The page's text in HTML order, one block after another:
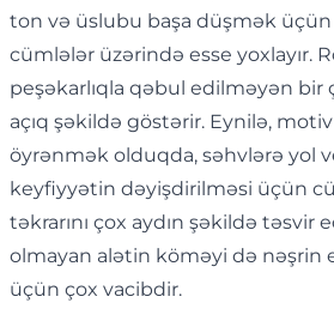
ton və üslubu başa düşmək
cümlələr üzərində esse yoxlayır.
peşəkarlıqla qəbul edilməyən bir
açıq şəkildə göstərir. Eynilə,
öyrənmək olduqda, səhvlərə yol
keyfiyyətin dəyişdirilməsi üçün
təkrarını çox aydın şəkildə təsvir
olmayan alətin köməyi də nəşrin
üçün çox vacibdir.